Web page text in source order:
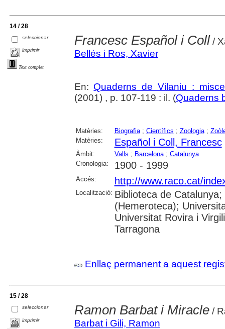
14 / 28
seleccionar
imprimir
Text complet
Francesc Español i Coll/
Bellés i Ros, Xavier
En: Quaderns de Vilaniu :
(2001) , p. 107-119 : il. (Quaderns
Matèries: Biografia; Científics ; Zoologia;
Matèries:
Español i Coll, Francesc
Àmbit: Valls ; Barcelona; Catalunya
Cronologia:
1900 - 1999
Accés: http://www.raco.cat/
Localització: Biblioteca de
(Hemeroteca);
Universitat Rovira i
Tarragona
Enllaç permanent a aquest
15 / 28
seleccionar
imprimir
Ramon Barbat i Miracle/
Barbat i Gili, Ramon